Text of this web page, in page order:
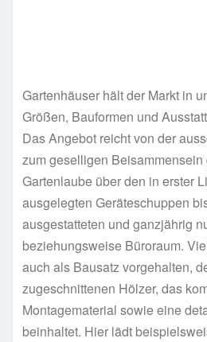
Gartenhäuser hält der Markt in
Größen, Bauformen und
Das Angebot reicht von der
zum geselligen Beisammensein
Gartenlaube über den in erster
ausgelegten Geräteschuppen
ausgestatteten und ganzjährig
beziehungsweise Büroraum.
auch als Bausatz vorgehalten,
zugeschnittenen Hölzer, das
Montagematerial sowie eine
beinhaltet. Hier lädt